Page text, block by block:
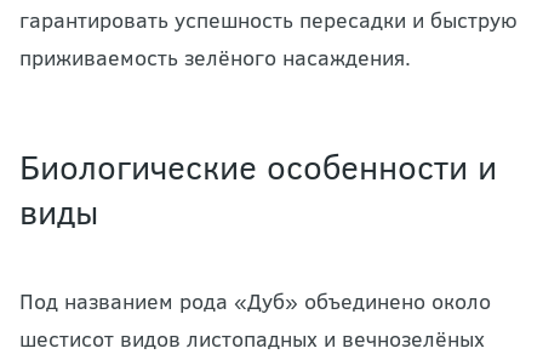
гарантировать успешность пересадки и быструю
приживаемость зелёного насаждения.
Биологические особенности и
виды
Под названием рода «Дуб» объединено около
шестисот видов листопадных и вечнозелёных